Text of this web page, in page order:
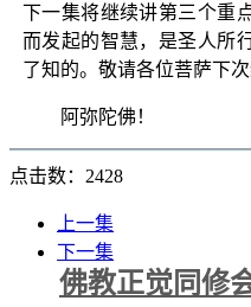
下一集将继续讲第三个重
而发起的智慧，是圣人所
了知的。敬请各位菩萨下次
阿弥陀佛！
点击数：2428
上一集
下一集
佛教正觉同修